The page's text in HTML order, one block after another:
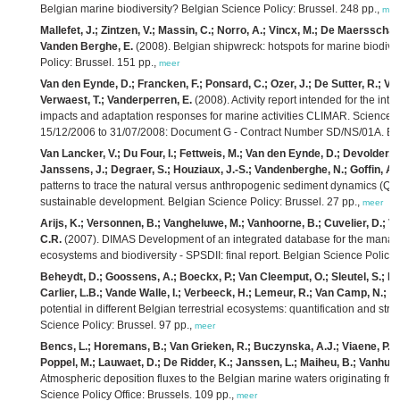
Belgian marine biodiversity? Belgian Science Policy: Brussel. 248 pp.,
Mallefet, J.; Zintzen, V.; Massin, C.; Norro, A.; Vincx, M.; De
Vanden Berghe, E. (2008). Belgian shipwreck: hotspots for marine
Policy: Brussel. 151 pp., meer
Van den Eynde, D.; Francken, F.; Ponsard, C.; Ozer, J.; De Sutter, R.;
Verwaest, T.; Vanderperren, E. (2008). Activity report intended for the
impacts and adaptation responses for marine activities CLIMAR. Science
15/12/2006 to 31/07/2008: Document G - Contract Number SD/NS/01A.
Van Lancker, V.; Du Four, I.; Fettweis, M.; Van den Eynde, D.; Devolder,
Janssens, J.; Degraer, S.; Houziaux, J.-S.; Vandenberghe, N.; Goffin, A.
patterns to trace the natural versus anthropogenic sediment dynamics
sustainable development. Belgian Science Policy: Brussel. 27 pp., meer
Arijs, K.; Versonnen, B.; Vangheluwe, M.; Vanhoorne, B.; Cuvelier, D.;
C.R. (2007). DIMAS Development of an integrated database for the
ecosystems and biodiversity - SPSDII: final report. Belgian Science
Beheydt, D.; Goossens, A.; Boeckx, P.; Van Cleemput, O.; Sleutel, S.;
Carlier, L.B.; Vande Walle, I.; Verbeeck, H.; Lemeur, R.; Van Camp, N.;
potential in different Belgian terrestrial ecosystems: quantification and
Science Policy: Brussel. 97 pp., meer
Bencs, L.; Horemans, B.; Van Grieken, R.; Buczynska, A.J.; Viaene, P.;
Poppel, M.; Lauwaet, D.; De Ridder, K.; Janssen, L.; Maiheu, B.;
Atmospheric deposition fluxes to the Belgian marine waters originating
Science Policy Office: Brussels. 109 pp., meer